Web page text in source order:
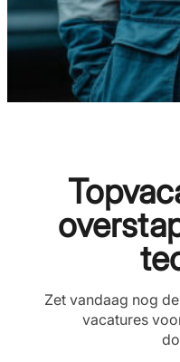
Zet vandaag nog
vacatures